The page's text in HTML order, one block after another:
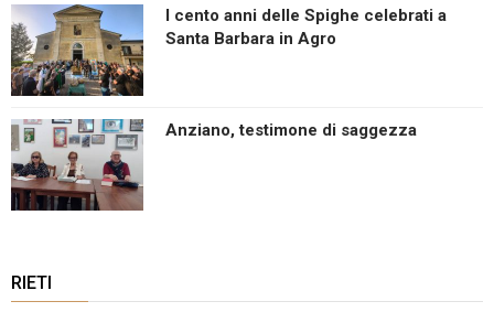
I cento anni delle Spighe celebrati a
Santa Barbara in Agro
Anziano, testimone di saggezza
RIETI